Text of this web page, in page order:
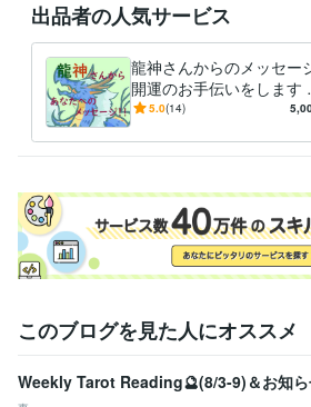
出品者の人気サービス
龍神さんからのメッセー
開運のお手伝いをします
愛・仕事・人間関係…今
届け！
5.0(14)
このブログを見た人にオススメ
Weekly Tarot Reading🔮(8/3-9)＆お知